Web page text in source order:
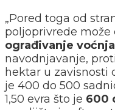
„Pored toga od
poljoprivrede
ograđivanje
navodnjavanje,
hektar u zavisnosti
je 400 do 500
1,50 evra što je 600